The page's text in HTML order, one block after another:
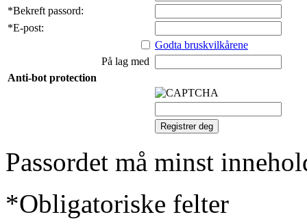
*Bekreft passord:
*E-post:
Godta bruskvilkårene
På lag med
Anti-bot protection
Passordet må minst
*Obligatoriske felter